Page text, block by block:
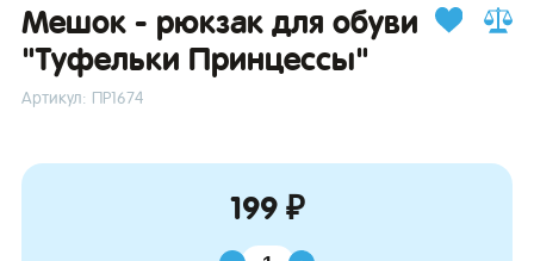
Мешок - рюкзак для обуви
"Туфельки Принцессы"
Артикул: ПР1674
199 ₽